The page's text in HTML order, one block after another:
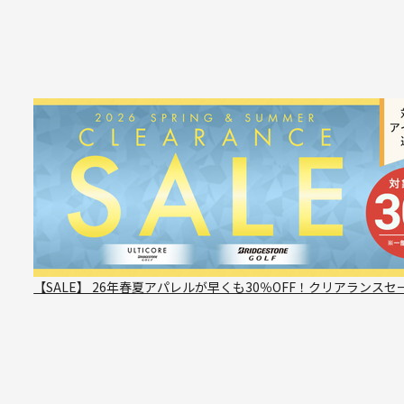
【SALE】 26年春夏アパレルが早くも30％OFF！クリアランスセ